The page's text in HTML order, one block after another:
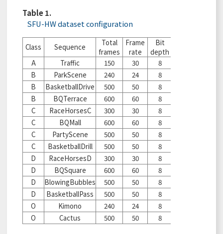
Table 1.
SFU-HW dataset configuration
Class Sequence
Total
frames
Frame
rate
Bit
depth
A
Traffic 150 30 8
B
ParkScene 240 24 8
B
BasketballDrive 500 50 8
B
BQTerrace 600 60 8
C
RaceHorsesC 300 30 8
C
BQMall 600 60 8
C
PartyScene 500 50 8
C
BasketballDrill 500 50 8
D
RaceHorsesD 300 30 8
D
BQSquare 600 60 8
D
BlowingBubbles 500 50 8
D
BasketballPass 500 50 8
O
Kimono 240 24 8
O
Cactus 500 50 8